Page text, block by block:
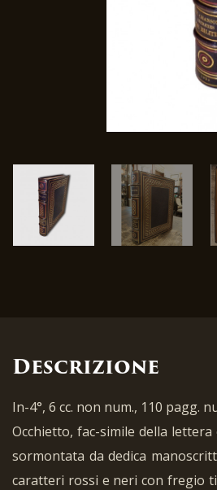
Descrizione
In-4°, 6 cc. non num., 110 pagg.
Occhietto, fac-simile della
sormontata da dedica
caratteri rossi e neri con fregio